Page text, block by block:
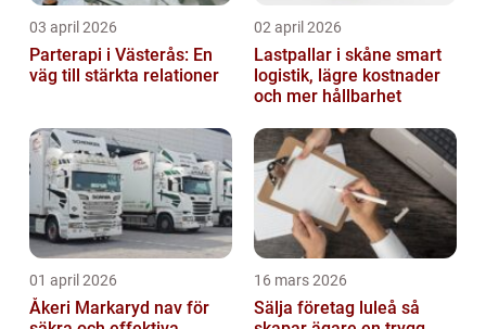
03 april 2026
Parterapi i Västerås: En
väg till stärkta relationer
02 april 2026
Lastpallar i skåne smart
logistik, lägre kostnader
och mer hållbarhet
01 april 2026
Åkeri Markaryd nav för
16 mars 2026
Sälja företag luleå så